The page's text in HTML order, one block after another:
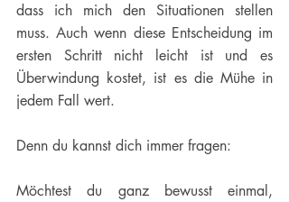
dass ich mich den Situationen stellen
muss. Auch wenn diese Entscheidung im
ersten Schritt nicht leicht ist und es
Überwindung kostet, ist es die Mühe in
jedem Fall wert.
Denn du kannst dich immer fragen:
Möchtest du ganz bewusst einmal,